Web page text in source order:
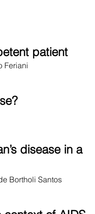
patient
Feriani
disease in a
Bortholi Santos